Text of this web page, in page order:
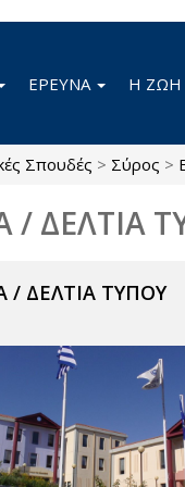
ΕΡΕΥΝΑ Η ΖΩΗ
Σπουδές > Σύρος >
/ ΔΕΛΤΙΑ
/ ΔΕΛΤΙΑ ΤΥΠΟΥ